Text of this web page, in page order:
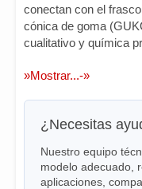
conectan con el
cónica de goma
cualitativo y química
»Mostrar...-»
¿Necesitas
Nuestro equipo
modelo adecuado,
aplicaciones,